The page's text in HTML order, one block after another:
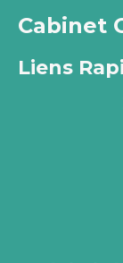
Cabinet
Liens